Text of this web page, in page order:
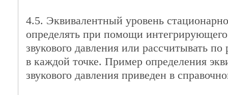
4.5. Эквивалентный уровень
определять при помощи
звукового давления или рассчитывать по
в каждой точке. Пример определения
звукового давления приведен в